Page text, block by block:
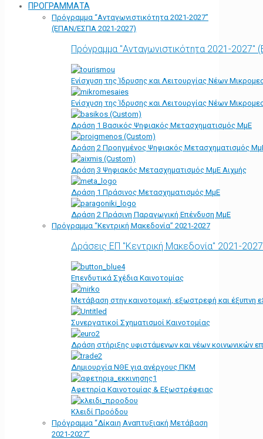
ΠΡΟΓΡΑΜΜΑΤΑ
Πρόγραμμα “Ανταγωνιστικότητα 2021-2027”
(ΕΠΑΝ/ΕΣΠΑ 2021-2027)
Πρόγραμμα "Ανταγωνιστικότητα 2021-
Ενίσχυση της Ίδρυσης και Λειτουργίας Νέων
Ενίσχυση της Ίδρυσης και Λειτουργίας Νέων
Δράση 1 Βασικός Ψηφιακός Μετασχηματισμός ΜμΕ
Δράση 2 Προηγμένος Ψηφιακός Μετασχηματισμός
Δράση 3 Ψηφιακός Μετασχηματισμός ΜμΕ Αιχμής
Δράση 1 Πράσινος Μετασχηματισμός ΜμΕ
Δράση 2 Πράσινη Παραγωγική Επένδυση ΜμΕ
Πρόγραμμα “Κεντρική Μακεδονία” 2021-2027
Δράσεις ΕΠ "Κεντρική Μακεδονία" 2021-2027
Επενδυτικά Σχέδια Καινοτομίας
Μετάβαση στην καινοτομική, εξωστρεφή και έξυπνη
Συνεργατικοί Σχηματισμοί Καινοτομίας
Δράση στήριξης υφιστάμενων και νέων κοινωνικών
Δημιουργία ΝΘΕ για ανέργους ΠΚΜ
Αφετηρία Kαινοτομίας & Εξωστρέφειας
Κλειδί Προόδου
Πρόγραμμα “Δίκαιη Αναπτυξιακή Μετάβαση
2021-2027”